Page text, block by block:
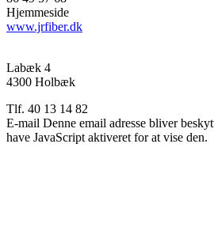
Hjemmeside
www.jrfiber.dk
Labæk 4
4300 Holbæk
Tlf. 40 13 14 82
E-mail Denne email adresse bliver
have JavaScript aktiveret for at vise den.